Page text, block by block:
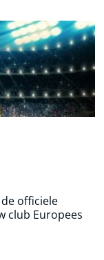
officiele
club Europees